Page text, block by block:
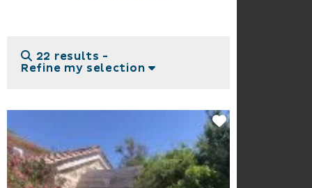
22 results -
Refine my selection